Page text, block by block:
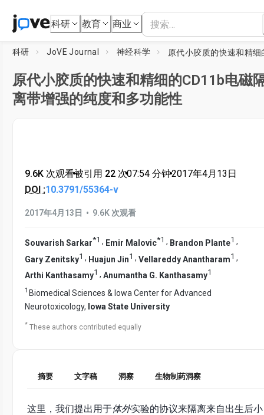
科研 教育 商业
科研 JoVE Journal 神经科学
原代小胶质的快速和精细的CD11b电磁
离带增强的纯度和多功能性
9.6K 次观看•被引用 22 次•07:54 分钟•2017年4月13日
DOI :10.3791/55364-v
2017年4月13日 • 9.6K 次观看
Souvarish Sarkar*1 , Emir Malovic*1 , Brandon Plante1 ,
Gary Zenitsky1 , Huajun Jin1 , Vellareddy Anantharam1 ,
Arthi Kanthasamy1 , Anumantha G. Kanthasamy1
1 Biomedical Sciences & Iowa Center for Advanced
Neurotoxicology, Iowa State University
* These authors contributed equally
摘要 文字稿 洞察 生物制药洞察
这里，我们提出用于体外实验的协议来隔离来自出生后小